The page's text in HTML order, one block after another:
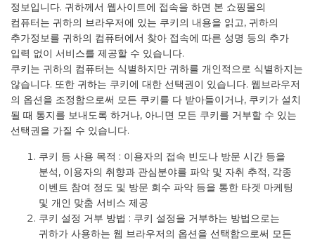
정보입니다. 귀하께서 웹사이트에 접속을 하면 본 쇼핑몰의
컴퓨터는 귀하의 브라우저에 있는 쿠키의 내용을 읽고, 귀하의
추가정보를 귀하의 컴퓨터에서 찾아 접속에 따른 성명 등의 추가
입력 없이 서비스를 제공할 수 있습니다.
쿠키는 귀하의 컴퓨터는 식별하지만 귀하를 개인적으로 식별하지는
않습니다. 또한 귀하는 쿠키에 대한 선택권이 있습니다. 웹브라우저
의 옵션을 조정함으로써 모든 쿠키를 다 받아들이거나, 쿠키가 설치
될 때 통지를 보내도록 하거나, 아니면 모든 쿠키를 거부할 수 있는
선택권을 가질 수 있습니다.
쿠키 등 사용 목적 : 이용자의 접속 빈도나 방문 시간 등을
분석, 이용자의 취향과 관심분야를 파악 및 자취 추적, 각종
이벤트 참여 정도 및 방문 회수 파악 등을 통한 타겟 마케팅
및 개인 맞춤 서비스 제공
쿠키 설정 거부 방법 : 쿠키 설정을 거부하는 방법으로는
귀하가 사용하는 웹 브라우저의 옵션을 선택함으로써 모든